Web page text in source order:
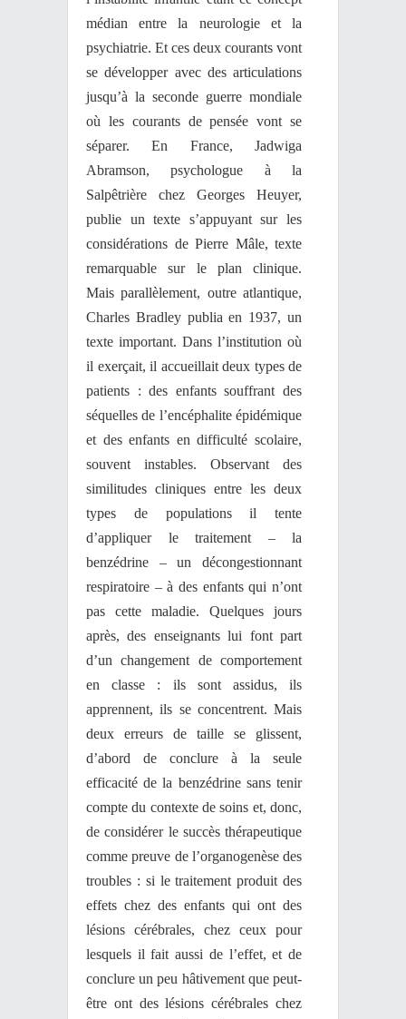
médian entre la neurologie et la
psychiatrie. Et ces deux courants vont
se développer avec des articulations
jusqu’à la seconde guerre mondiale
où les courants de pensée vont se
séparer. En France, Jadwiga
Abramson, psychologue à la
Salpêtrière chez Georges Heuyer,
publie un texte s’appuyant sur les
considérations de Pierre Mâle, texte
remarquable sur le plan clinique.
Mais parallèlement, outre atlantique,
Charles Bradley publia en 1937, un
texte important. Dans l’institution où
il exerçait, il accueillait deux types de
patients : des enfants souffrant des
séquelles de l’encéphalite épidémique
et des enfants en difficulté scolaire,
souvent instables. Observant des
similitudes cliniques entre les deux
types de populations il tente
d’appliquer le traitement – la
benzédrine – un décongestionnant
respiratoire – à des enfants qui n’ont
pas cette maladie. Quelques jours
après, des enseignants lui font part
d’un changement de comportement
en classe : ils sont assidus, ils
apprennent, ils se concentrent. Mais
deux erreurs de taille se glissent,
d’abord de conclure à la seule
efficacité de la benzédrine sans tenir
compte du contexte de soins et, donc,
de considérer le succès thérapeutique
comme preuve de l’organogenèse des
troubles : si le traitement produit des
effets chez des enfants qui ont des
lésions cérébrales, chez ceux pour
lesquels il fait aussi de l’effet, et de
conclure un peu hâtivement que peut-
être ont des lésions cérébrales chez